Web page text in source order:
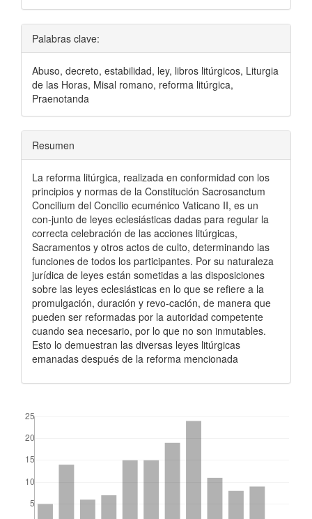
Palabras clave:
Abuso, decreto, estabilidad, ley, libros litúrgicos, Liturgia
de las Horas, Misal romano, reforma litúrgica,
Praenotanda
Resumen
La reforma litúrgica, realizada en conformidad con los
principios y normas de la Constitución Sacrosanctum
Concilium del Concilio ecuménico Vaticano II, es un
con-junto de leyes eclesiásticas dadas para regular la
correcta celebración de las acciones litúrgicas,
Sacramentos y otros actos de culto, determinando las
funciones de todos los participantes. Por su naturaleza
jurídica de leyes están sometidas a las disposiciones
sobre las leyes eclesiásticas en lo que se refiere a la
promulgación, duración y revo-cación, de manera que
pueden ser reformadas por la autoridad competente
cuando sea necesario, por lo que no son inmutables.
Esto lo demuestran las diversas leyes litúrgicas
emanadas después de la reforma mencionada